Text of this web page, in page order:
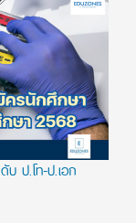
ป.โท-ป.เอก